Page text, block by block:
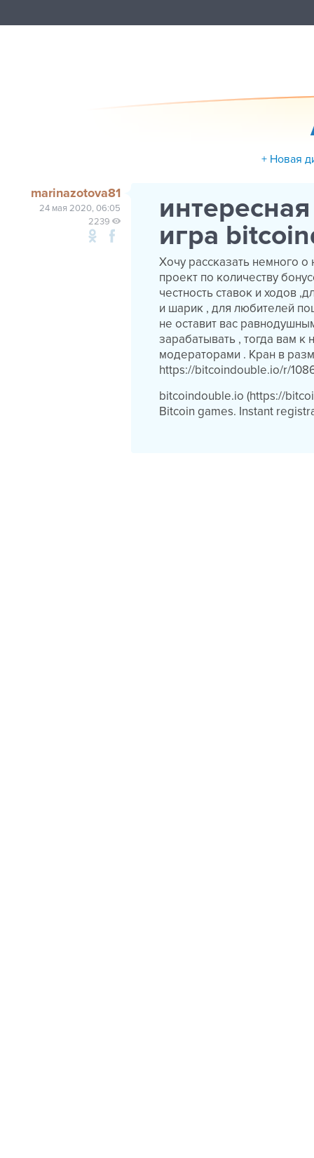
+ Новая
marinazotova81
24 мая 2020, 06:05
2239
игра
Хочу рассказать немного
проект по количеству
честность ставок и ходов
и шарик , для любителей
не оставит вас
зарабатывать , тогда вам
модераторами . Кран в
https://bitcoindouble.io/r/
bitcoindouble.io (https://
Bitcoin games. Instant